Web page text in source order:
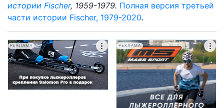
истории Fischer, 1959-1979. Полная версия третьей
части истории Fischer, 1979-2020.
РЕКЛАМА РЕКЛАМА